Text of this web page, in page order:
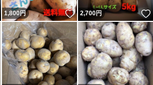
いいね！
1,800 円 いいね！
2,700円